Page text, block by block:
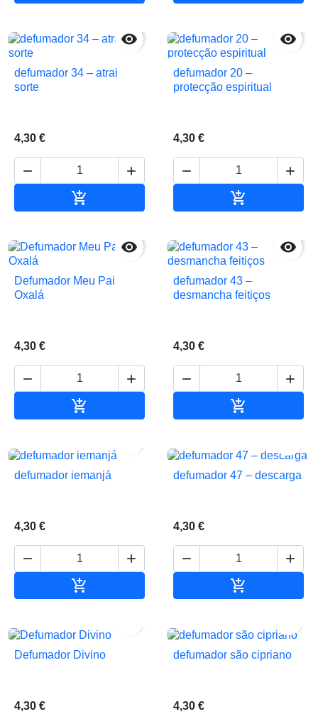

defumador 34 – atrai
sorte
4,30 €
 


defumador 20 –
protecção espiritual
4,30 €
 


Defumador Meu Pai
Oxalá
4,30 €
 


defumador 43 –
desmancha feitiços
4,30 €
 

defumador iemanjá
4,30 €
 

defumador 47 – descarga
4,30 €
 

Defumador Divino
4,30 €
defumador são cipriano
4,30 €